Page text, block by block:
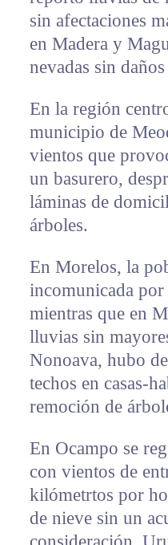
sin afectaciones
en Madera y
nevadas sin
En la región
municipio de
vientos que
un basurero,
láminas de
árboles.
En Morelos, la
incomunicada por
mientras que en
lluvias sin
Nonoava, hubo
techos en casas-
remoción de
En Ocampo se
con vientos de
kilómetrtos por
de nieve sin un